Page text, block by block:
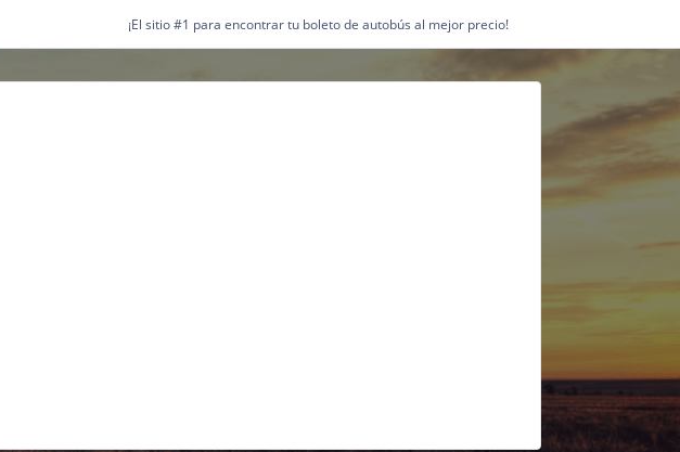
¡El sitio #1 para encontrar tu boleto de autobús al mejor precio!